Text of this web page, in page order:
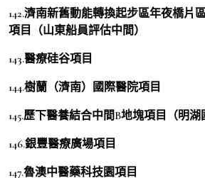
142.濟南新舊動能轉換起步區年夜橋片
項目（山東船員評估中間）
143.醫療硅谷項目
144.樹蘭（濟南）國際醫院項目
145.歷下醫養結合中間B地塊項目（明湖
146.銀豐醫療廣場項目
147.魯澳中醫藥科技園項目